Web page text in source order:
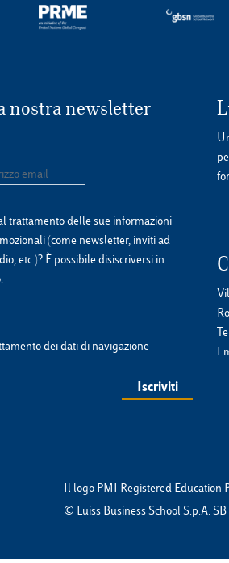
nostra newsletter
trattamento delle sue informazioni
(come newsletter, inviti ad
etc.)? È possibile disiscriversi in
dei dati di navigazione
Il logo PMI Registered Education
© Luiss Business School S.p.A.